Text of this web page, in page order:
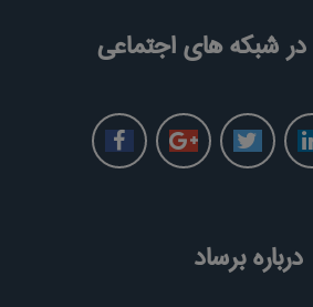
شبکه های اجتماعی
درباره برساد